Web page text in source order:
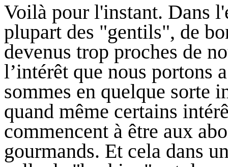
Voilà pour l'instant. Dans
plupart des "gentils", de
devenus trop proches de
l’intérêt que nous portons
sommes en quelque sorte
quand même certains
commencent à être aux
gourmands. Et cela dans